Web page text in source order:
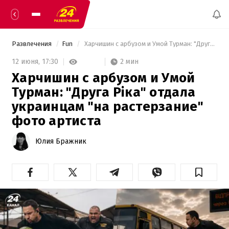
Развлечения Fun Харчишин с арбузом и Умой Турман: "Друга Ріка" отдала украинцам "на растерзание" фото артиста
12 июня, 17:30 2 мин
Харчишин с арбузом и Умой
Турман: "Друга Ріка" отдала
украинцам "на растерзание"
фото артиста
Юлия Бражник